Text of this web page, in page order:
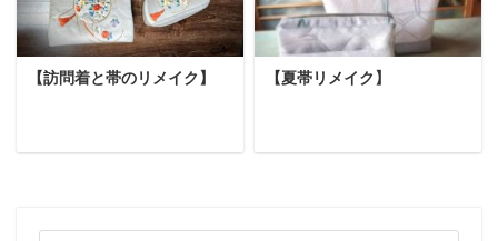
【訪問着と帯のリメイク】 【夏帯リメイク】